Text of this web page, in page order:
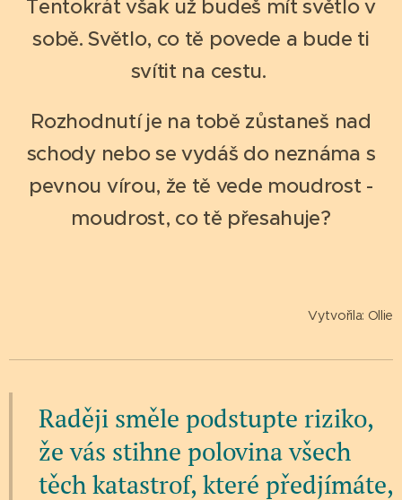
Tentokrát však už budeš mít světlo v
sobě. Světlo, co tě povede a bude ti
svítit na cestu.
Rozhodnutí je na tobě zůstaneš nad
schody nebo se vydáš do neznáma s
pevnou vírou, že tě vede moudrost -
moudrost, co tě přesahuje?
Vytvořila: Ollie
Raději směle podstupte riziko,
že vás stihne polovina všech
těch katastrof, které předjímáte,